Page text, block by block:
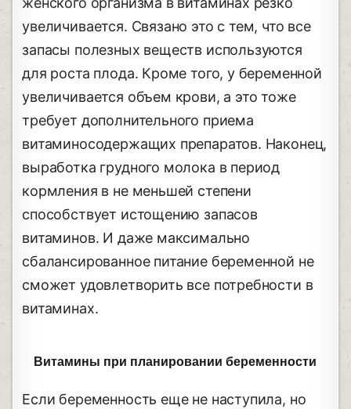
увеличивается. Связано это с тем, что все
запасы полезных веществ используются
для роста плода. Кроме того, у беременной
увеличивается объем крови, а это тоже
требует дополнительного приема
витаминосодержащих препаратов. Наконец,
выработка грудного молока в период
кормления в не меньшей степени
способствует истощению запасов
витаминов. И даже максимально
сбалансированное питание беременной не
сможет удовлетворить все потребности в
витаминах.
Витамины при планировании беременности
Если беременность еще не наступила, но